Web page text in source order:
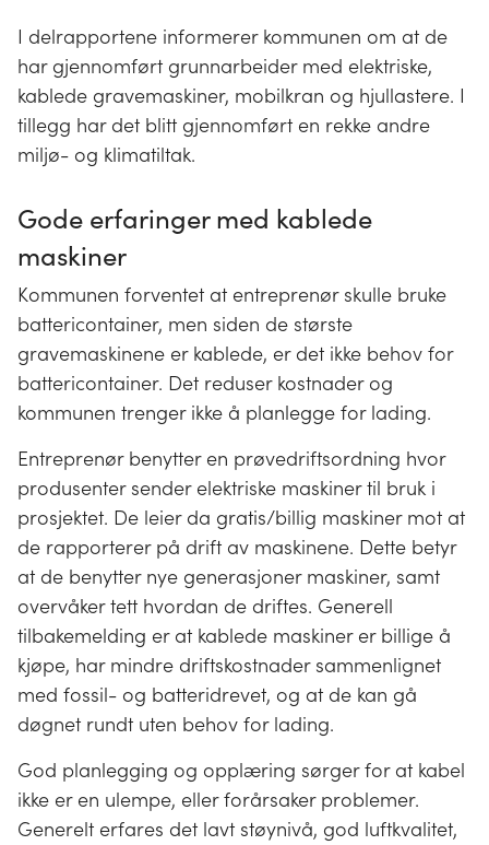
I delrapportene informerer kommunen om at de
har gjennomført grunnarbeider med elektriske,
kablede gravemaskiner, mobilkran og hjullastere. I
tillegg har det blitt gjennomført en rekke andre
miljø- og klimatiltak.
Gode erfaringer med kablede
maskiner
Kommunen forventet at entreprenør skulle bruke
battericontainer, men siden de største
gravemaskinene er kablede, er det ikke behov for
battericontainer. Det reduser kostnader og
kommunen trenger ikke å planlegge for lading.
Entreprenør benytter en prøvedriftsordning hvor
produsenter sender elektriske maskiner til bruk i
prosjektet. De leier da gratis/billig maskiner mot at
de rapporterer på drift av maskinene. Dette betyr
at de benytter nye generasjoner maskiner, samt
overvåker tett hvordan de driftes. Generell
tilbakemelding er at kablede maskiner er billige å
kjøpe, har mindre driftskostnader sammenlignet
med fossil- og batteridrevet, og at de kan gå
døgnet rundt uten behov for lading.
God planlegging og opplæring sørger for at kabel
ikke er en ulempe, eller forårsaker problemer.
Generelt erfares det lavt støynivå, god luftkvalitet,